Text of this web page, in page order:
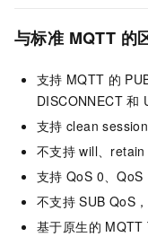
与标准 MQTT 的
支持 MQTT 的
DISCONNECT 和
支持 clean session
不支持 will、retain
支持 QoS 0、QoS
不支持 SUB QoS
基于原生的 MQTT